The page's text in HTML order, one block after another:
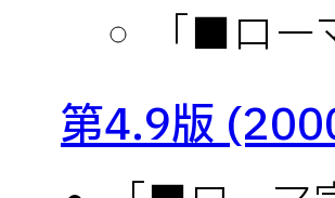
「■ロ
第4.9版